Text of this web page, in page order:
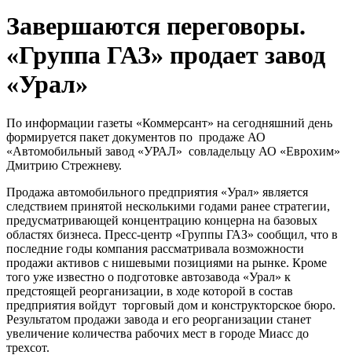
Завершаются переговоры.
«Группа ГАЗ» продает завод
«Урал»
По информации газеты «Коммерсант» на сегодняшний день
формируется пакет документов по продаже АО
«Автомобильный завод «УРАЛ» совладельцу АО «Еврохим»
Дмитрию Стрежневу.
Продажа автомобильного предприятия «Урал» является
следствием принятой несколькими годами ранее стратегии,
предусматривающей концентрацию концерна на базовых
областях бизнеса. Пресс-центр «Группы ГАЗ» сообщил, что в
последние годы компания рассматривала возможности
продажи активов с нишевыми позициями на рынке. Кроме
того уже известно о подготовке автозавода «Урал» к
предстоящей реорганизации, в ходе которой в состав
предприятия войдут торговый дом и конструкторское бюро.
Результатом продажи завода и его реорганизации станет
увеличение количества рабочих мест в городе Миасс до
трехсот.